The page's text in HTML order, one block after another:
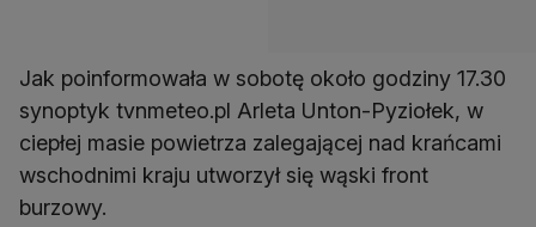
Jak poinformowała w sobotę około godziny 17.30
synoptyk tvnmeteo.pl Arleta Unton-Pyziołek, w
ciepłej masie powietrza zalegającej nad krańcami
wschodnimi kraju utworzył się wąski front
burzowy.